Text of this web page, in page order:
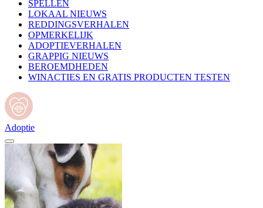
SPELLEN
LOKAAL NIEUWS
REDDINGSVERHALEN
OPMERKELIJK
ADOPTIEVERHALEN
GRAPPIG NIEUWS
BEROEMDHEDEN
WINACTIES EN GRATIS PRODUCTEN TESTEN
Adoptie